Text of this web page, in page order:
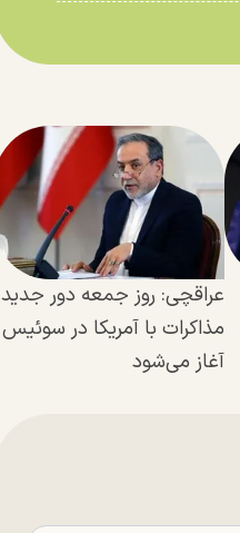
عراقچی: روز جمعه دور جدید
مذاکرات با آمریکا در سوئیس
آغاز می‌شود